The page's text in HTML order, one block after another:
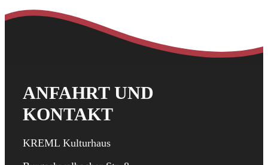
ANFAHRT UND
KONTAKT
KREML Kulturhaus